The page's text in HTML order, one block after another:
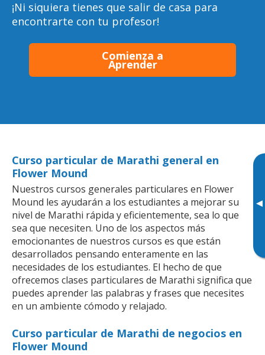
▸
¡Ni siquiera tienes que salir de casa para
encontrarte con tu profesor!
Comienza a
Aprender
Curso particular de Marathi general en
Flower Mound
Nuestros cursos generales particulares en Flower
Mound les ayudarán a los estudiantes a mejorar su
nivel de Marathi rápida y eficientemente, sea lo que
sea que necesiten. Uno de los aspectos más
emocionantes de nuestros cursos es que están
desarrollados pensando enteramente en las
necesidades de los estudiantes. El hecho de que
ofrecemos clases particulares de Marathi significa que
puedes aprender las palabras y frases que necesites
en un ambiente cómodo y relajado.
Curso particular de Marathi de negocios en
Flower Mound